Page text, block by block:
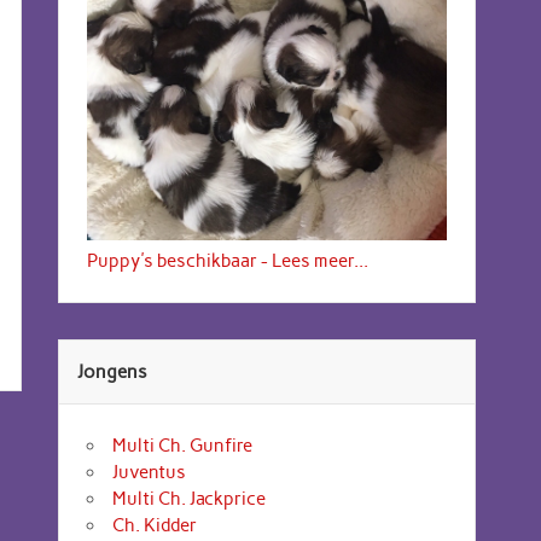
Puppy's beschikbaar - Lees meer...
Jongens
Multi Ch. Gunfire
Juventus
Multi Ch. Jackprice
Ch. Kidder